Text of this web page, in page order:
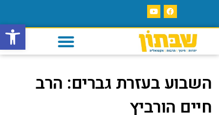
פתח
השבוע בעזרת גברים: הרב
חיים הורביץ